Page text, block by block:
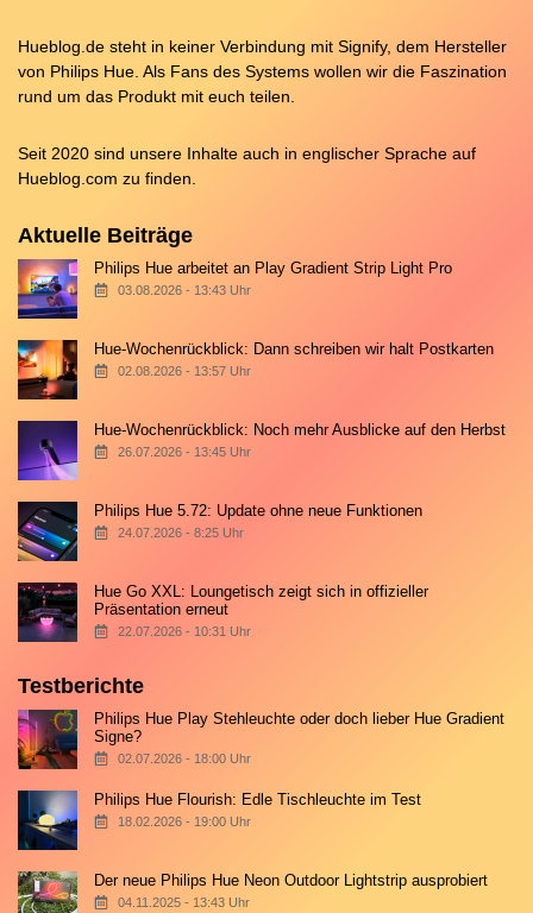
Hueblog.de steht in keiner Verbindung mit Signify, dem Hersteller
von Philips Hue. Als Fans des Systems wollen wir die Faszination
rund um das Produkt mit euch teilen.
Seit 2020 sind unsere Inhalte auch in englischer Sprache auf
Hueblog.com zu finden.
Aktuelle Beiträge
Philips Hue arbeitet an Play Gradient Strip Light Pro
03.08.2026 - 13:43 Uhr
Hue-Wochenrückblick: Dann schreiben wir halt Postkarten
02.08.2026 - 13:57 Uhr
Hue-Wochenrückblick: Noch mehr Ausblicke auf den Herbst
26.07.2026 - 13:45 Uhr
Philips Hue 5.72: Update ohne neue Funktionen
24.07.2026 - 8:25 Uhr
Hue Go XXL: Loungetisch zeigt sich in offizieller
Präsentation erneut
22.07.2026 - 10:31 Uhr
Testberichte
Philips Hue Play Stehleuchte oder doch lieber Hue Gradient
Signe?
02.07.2026 - 18:00 Uhr
Philips Hue Flourish: Edle Tischleuchte im Test
18.02.2026 - 19:00 Uhr
Der neue Philips Hue Neon Outdoor Lightstrip ausprobiert
04.11.2025 - 13:43 Uhr